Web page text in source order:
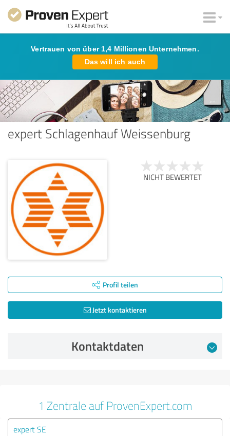
Vertrauen von über 1,4 Millionen Unternehmen.
Das will ich auch
expert Schlagenhauf Weissenburg
NICHT BEWERTET
Profil teilen
Jetzt kontaktieren
Kontaktdaten
1 Zentrale auf ProvenExpert.com
expert SE